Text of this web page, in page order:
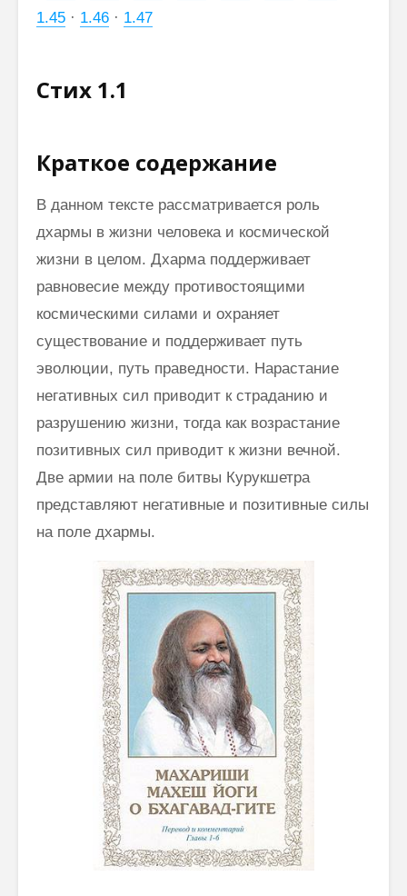
1.45 · 1.46 · 1.47
Стих 1.1
Краткое содержание
В данном тексте рассматривается роль
дхармы в жизни человека и космической
жизни в целом. Дхарма поддерживает
равновесие между противостоящими
космическими силами и охраняет
существование и поддерживает путь
эволюции, путь праведности. Нарастание
негативных сил приводит к страданию и
разрушению жизни, тогда как возрастание
позитивных сил приводит к жизни вечной.
Две армии на поле битвы Курукшетра
представляют негативные и позитивные силы
на поле дхармы.